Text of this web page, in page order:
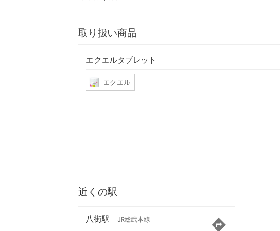
取り扱い商品
エクエルタブレット
エクエル
近くの駅
八街駅 JR総武本線